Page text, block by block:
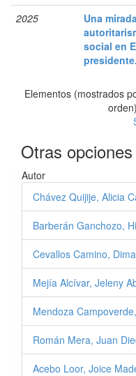
2025
Una
social en
presidente.
Elementos (mostrados
Otras
Autor
Chávez Quijije, Alicia
Barberán Ganchozo,
Cevallos Camino,
Mejía Alcívar, Jeleny
Mendoza
Román Mera, Juan
Acebo Loor, Joice